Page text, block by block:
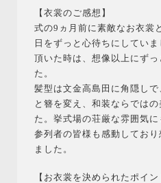
【衣裳のご感想】
式の9ヵ月前に素敵なお衣裳
日をずっと心待ちにしてい
頂いた時は、想像以上にず
た。
髪型は文金高島田に角隠し
と簪を変え、和装ならでは
た。挙式場の荘厳な雰囲気
参列者の皆様も感動してお
ました。
【お衣裳を決められたポイ